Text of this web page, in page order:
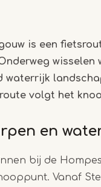
is een
waterrijk
volgt het
en
bij de
Vanaf